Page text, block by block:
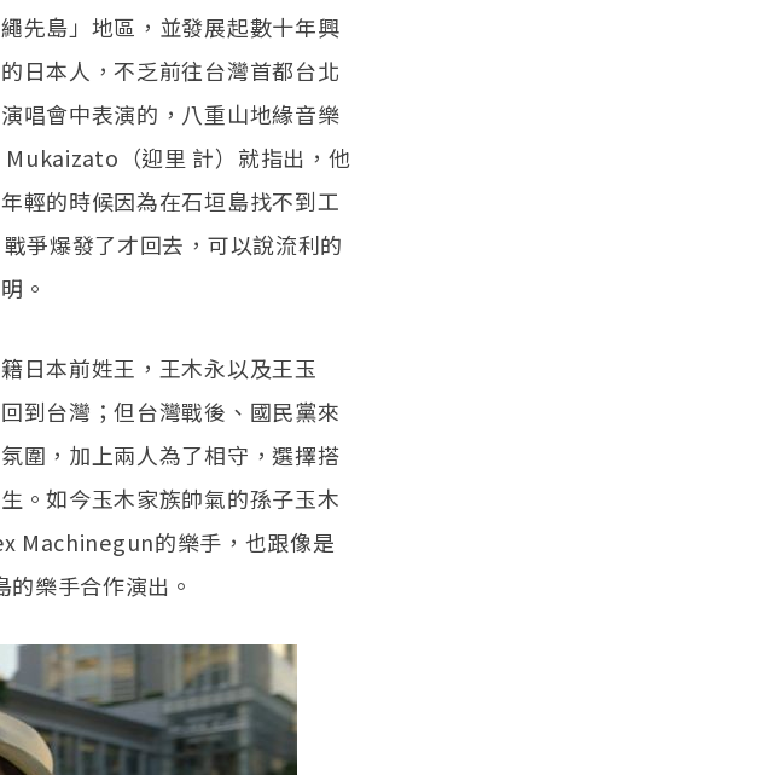
先島」地區，並發展起數十年興
日本人，不乏前往台灣首都台北
唱會中表演的，八重山地緣音樂
（迎里 計）就指出，他
輕的時候因為在石垣島找不到工
爭爆發了才回去，可以說流利的
。
日本前姓王，王木永以及王玉
到台灣；但台灣戰後、國民黨來
圍，加上兩人為了相守，選擇搭
。如今玉木家族帥氣的孫子玉木
Machinegun的樂手，也跟像是
樂手合作演出。